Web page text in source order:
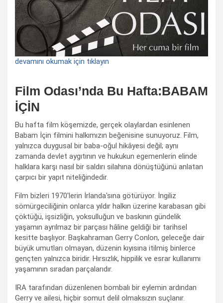
devamını okumak için tıklayın
Film Odası’nda Bu Hafta:BABAM
İÇİN
Bu hafta film köşemizde, gerçek olaylardan esinlenen
Babam İçin filmini halkımızın beğenisine sunuyoruz. Film,
yalnızca duygusal bir baba-oğul hikâyesi değil; aynı
zamanda devlet aygıtının ve hukukun egemenlerin elinde
halklara karşı nasıl bir saldırı silahına dönüştüğünü anlatan
çarpıcı bir yapıt niteliğindedir.
Film bizleri 1970'lerin İrlanda'sına götürüyor. İngiliz
sömürgeciliğinin onlarca yıldır halkın üzerine karabasan gibi
çöktüğü, işsizliğin, yoksulluğun ve baskının gündelik
yaşamın ayrılmaz bir parçası hâline geldiği bir tarihsel
kesitte başlıyor. Başkahraman Gerry Conlon, geleceğe dair
büyük umutları olmayan, düzenin kıyısına itilmiş binlerce
gençten yalnızca biridir. Hırsızlık, hippilik ve esrar kullanımı
yaşamının sıradan parçalarıdır.
IRA tarafından düzenlenen bombalı bir eylemin ardından
Gerry ve ailesi, hiçbir somut delil olmaksızın suçlanır.